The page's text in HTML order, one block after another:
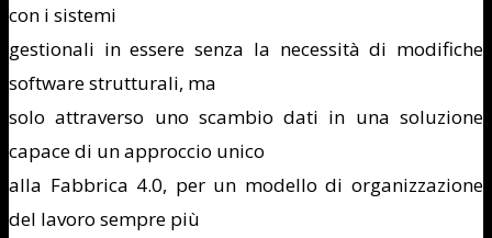
con i sistemi
gestionali in essere senza la necessità di modifiche
software strutturali, ma
solo attraverso uno scambio dati in una soluzione
capace di un approccio unico
alla Fabbrica 4.0, per un modello di organizzazione
del lavoro sempre più